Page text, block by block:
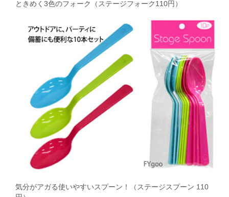
ときめく3色のフォーク（ステージフォーク110円）
気分がアガる使いやすいスプーン！（ステージスプーン 110